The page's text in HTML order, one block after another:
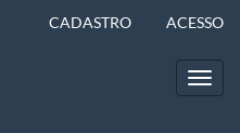
CADASTRO ACESSO